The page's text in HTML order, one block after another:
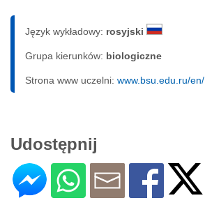
Język wykładowy: rosyjski
Grupa kierunków: biologiczne
Strona www uczelni: www.bsu.edu.ru/en/
Udostępnij